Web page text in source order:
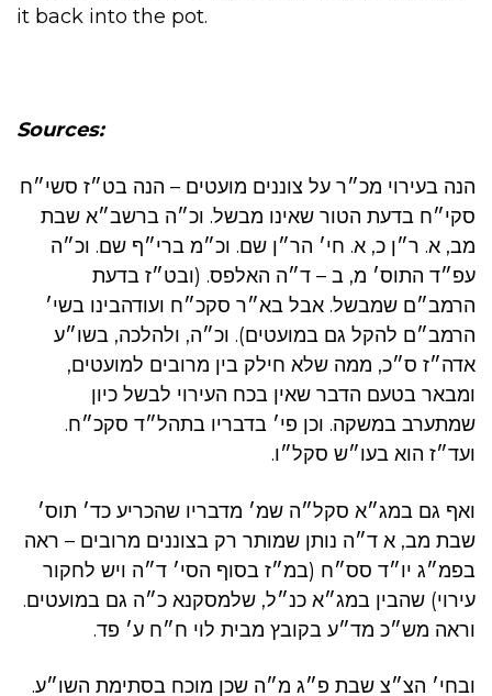
it back into the pot.
Sources:
הנה בעירוי מכ״ר על צוננים מועטים – הנה בט״ז סשי״ח
סקי״ח בדעת הטור שאינו מבשל. וכ״ה ברשב״א שבת
מב, א. ר״ן כ, א. חי׳ הר״ן שם. וכ״מ ברי״ף שם. וכ״ה
עפ״ד התוס׳ מ, ב – ד״ה האלפס. (ובט״ז בדעת
הרמב״ם שמבשל. אבל בא״ר סקכ״ח ועודהבינו בשי׳
הרמב״ם להקל גם במועטים). וכ״ה, ולהלכה, בשו״ע
אדה״ז ס״כ, ממה שלא חילק בין מרובים למועטים,
ומבאר בטעם הדבר שאין בכח העירוי לבשל כיון
שמתערב במשקה. וכן פי׳ בדבריו בתהל״ד סקכ״ח.
ועד״ז הוא בעו״ש סקל״ו.
ואף גם במג״א סקל״ה שמ׳ מדבריו שהכריע כד׳ תוס׳
שבת מב, א ד״ה נותן שמותר רק בצוננים מרובים – ראה
בפמ״ג יו״ד סס״ח (במ״ז בסוף הסי׳ ד״ה ויש לחקור
עירוי) שהבין במג״א כנ״ל, שלמסקנא כ״ה גם במועטים.
וראה מש״כ מד״ע בקובץ מבית לוי ח״ח ע׳ פד.
ובחי׳ הצ״צ שבת פ״ג מ״ה שכן מוכח בסתימת השו״ע.